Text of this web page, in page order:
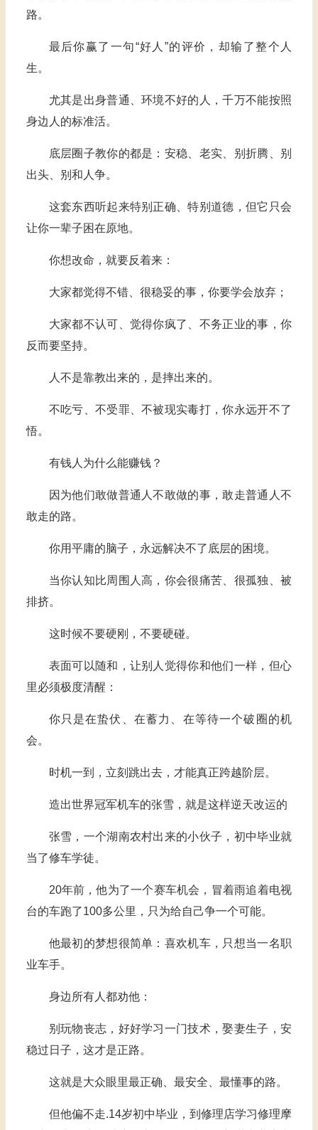
路。
最后你赢了一句“好人”的评价，却输了整个人
生。
尤其是出身普通、环境不好的人，千万不能按照
身边人的标准活。
底层圈子教你的都是：安稳、老实、别折腾、别
出头、别和人争。
这套东西听起来特别正确、特别道德，但它只会
让你一辈子困在原地。
你想改命，就要反着来：
大家都觉得不错、很稳妥的事，你要学会放弃；
大家都不认可、觉得你疯了、不务正业的事，你
反而要坚持。
人不是靠教出来的，是摔出来的。
不吃亏、不受罪、不被现实毒打，你永远开不了
悟。
有钱人为什么能赚钱？
因为他们敢做普通人不敢做的事，敢走普通人不
敢走的路。
你用平庸的脑子，永远解决不了底层的困境。
当你认知比周围人高，你会很痛苦、很孤独、被
排挤。
这时候不要硬刚，不要硬碰。
表面可以随和，让别人觉得你和他们一样，但心
里必须极度清醒：
你只是在蛰伏、在蓄力、在等待一个破圈的机
会。
时机一到，立刻跳出去，才能真正跨越阶层。
造出世界冠军机车的张雪，就是这样逆天改运的
张雪，一个湖南农村出来的小伙子，初中毕业就
当了修车学徒。
20年前，他为了一个赛车机会，冒着雨追着电视
台的车跑了100多公里，只为给自己争一个可能。
他最初的梦想很简单：喜欢机车，只想当一名职
业车手。
身边所有人都劝他：
别玩物丧志，好好学习一门技术，娶妻生子，安
稳过日子，这才是正路。
这就是大众眼里最正确、最安全、最懂事的路。
但他偏不走.14岁初中毕业，到修理店学习修理摩